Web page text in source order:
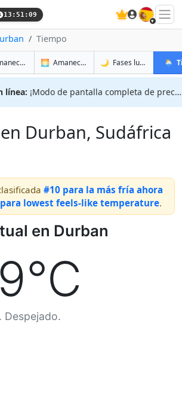
13:51:10 🇪🇸
Tiempo
Amanecer y atardecer en Durban
🌅 Amanecer y atardecer mañana en
🌙 Fases lunares en
🌦️
línea: ¡Modo de pantalla completa de precisión!
Durban, Sudáfrica
#10 para la más fría ahora
lowest feels-like temperature.
en Durban
Despejado.